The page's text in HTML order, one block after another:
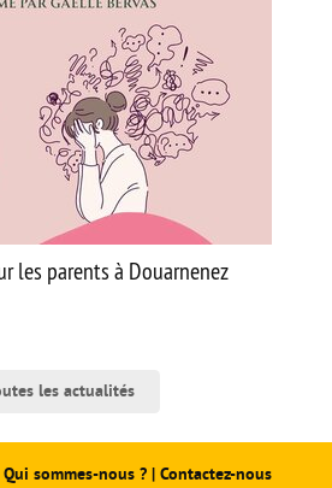
les parents à Douarnenez
les actualités
Qui sommes-nous ? | Contactez-nous